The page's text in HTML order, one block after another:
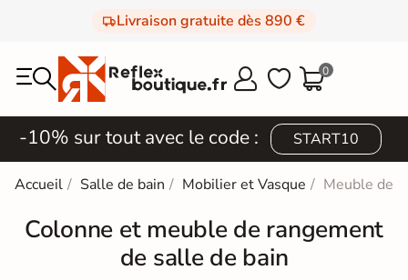
Livraison gratuite dès 890 €
  0
-10% sur tout avec le code : START10
Accueil Salle de bain Mobilier et Vasque Meuble de
Colonne et meuble de rangement
de salle de bain